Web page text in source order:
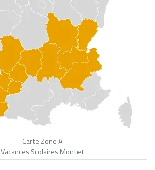
Carte Zone A
Vacances Scolaires Montet